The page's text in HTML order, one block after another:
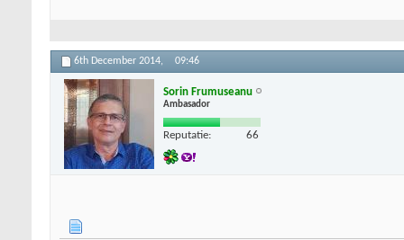
6th December 2014, 09:46
Sorin Frumuseanu
Ambasador
Reputatie: 66